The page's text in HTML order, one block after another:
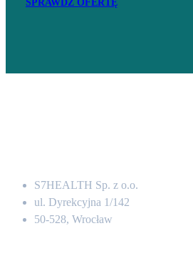
SPRAWDŹ OFERTĘ
S7HEALTH Sp. z o.o.
ul. Dyrekcyjna 1/142
50-528, Wrocław